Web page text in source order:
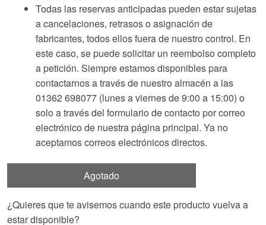
Todas las reservas anticipadas pueden estar sujetas
a cancelaciones, retrasos o asignación de
fabricantes, todos ellos fuera de nuestro control. En
este caso, se puede solicitar un reembolso completo
a petición. Siempre estamos disponibles para
contactarnos a través de nuestro almacén a las
01362 698077 (lunes a viernes de 9:00 a 15:00) o
solo a través del formulario de contacto por correo
electrónico de nuestra página principal. Ya no
aceptamos correos electrónicos directos.
Agotado
¿Quieres que te avisemos cuando este producto vuelva a
estar disponible?